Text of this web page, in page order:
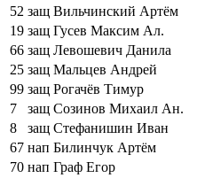
52 защ Вильчинский Артём
19 защ Гусев Максим Ал.
66 защ Левошевич Данила
25 защ Мальцев Андрей
99 защ Рогачёв Тимур
7
защ Созинов Михаил Ан.
8
защ Стефанишин Иван
67 нап Билинчук Артём
70 нап Граф Егор